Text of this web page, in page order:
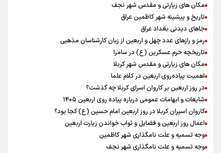
امیررضا غلامی، ملی پوش تکواندو : تمرکزم روی مسابقات پاکستان است نه
بازی های آسیایی
رادین زینالی، ملی پوش تکواندو : قدم به قدم تلاش می کنم تا به طلای
المپیک برسم
کانادا دو مظنون تیراندازی در نزدیکی کنسولگری آمریکا را بازداشت کرد
ونس: ایرانی‌ها مذاکره‌کنندگان سرسختی هستند
اردوی تیم ملی تکواندو
در ادامه سیاست جوان‌گرایی در پرسپولیس؛ ستاره‌های امید به بزرگسالان
اضافه شدند
مکان های زیارتی و مقدس شهر نجف
تاریخ و پیشینه شهر کاظمین عراق
جاهای دیدنی بغداد عراق
رمز و رازهای عدد چهل و اربعین از زبان کارشناسان مذهبی
تاریخچه حرم عسکرین (ع) در سامرا
مکان های زیارتی و مقدس شهر کربلا
اهمیت پیاده‌روی اربعین در کلام علما
در روز اربعین بر کاروان اسرای کربلا چه گذشت؟
شایعات و ابهامات عمومی درباره پیاده روی اربعین ۱۴۰۵
کاروان اسیران کربلا در روز اربعین امام حسین (ع) کجا بود؟
اعمال روز اربعین و فضایل و ثواب خواندن زیارت اربعین
وجه تسمیه و علت نامگذاری شهر کاظمین
وجه تسمیه و علت نامگذاری شهر نجف